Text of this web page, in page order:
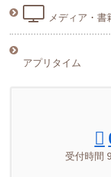
メディア・書
アプリタイム
受付時間